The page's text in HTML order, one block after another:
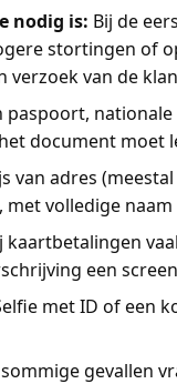
nodig is: Bij de
stortingen of
verzoek van de
paspoort,
document moet
van adres
volledige naam
kaartbetalingen
een
met ID of een
gevallen